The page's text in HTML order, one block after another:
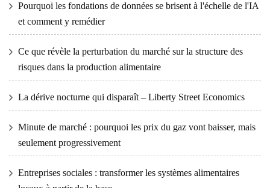
Pourquoi les fondations de données se brisent à l'échelle de l'IA
et comment y remédier
Ce que révèle la perturbation du marché sur la structure des
risques dans la production alimentaire
La dérive nocturne qui disparaît – Liberty Street Economics
Minute de marché : pourquoi les prix du gaz vont baisser, mais
seulement progressivement
Entreprises sociales : transformer les systèmes alimentaires